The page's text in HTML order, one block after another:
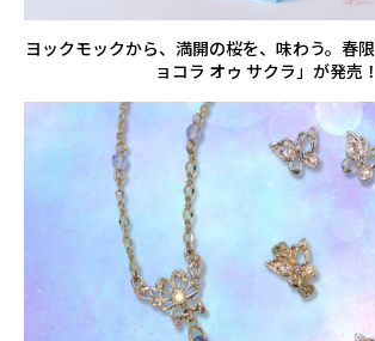
ヨックモックから、満開の桜を、味わう。春
ョコラ オゥ サクラ」が発売！